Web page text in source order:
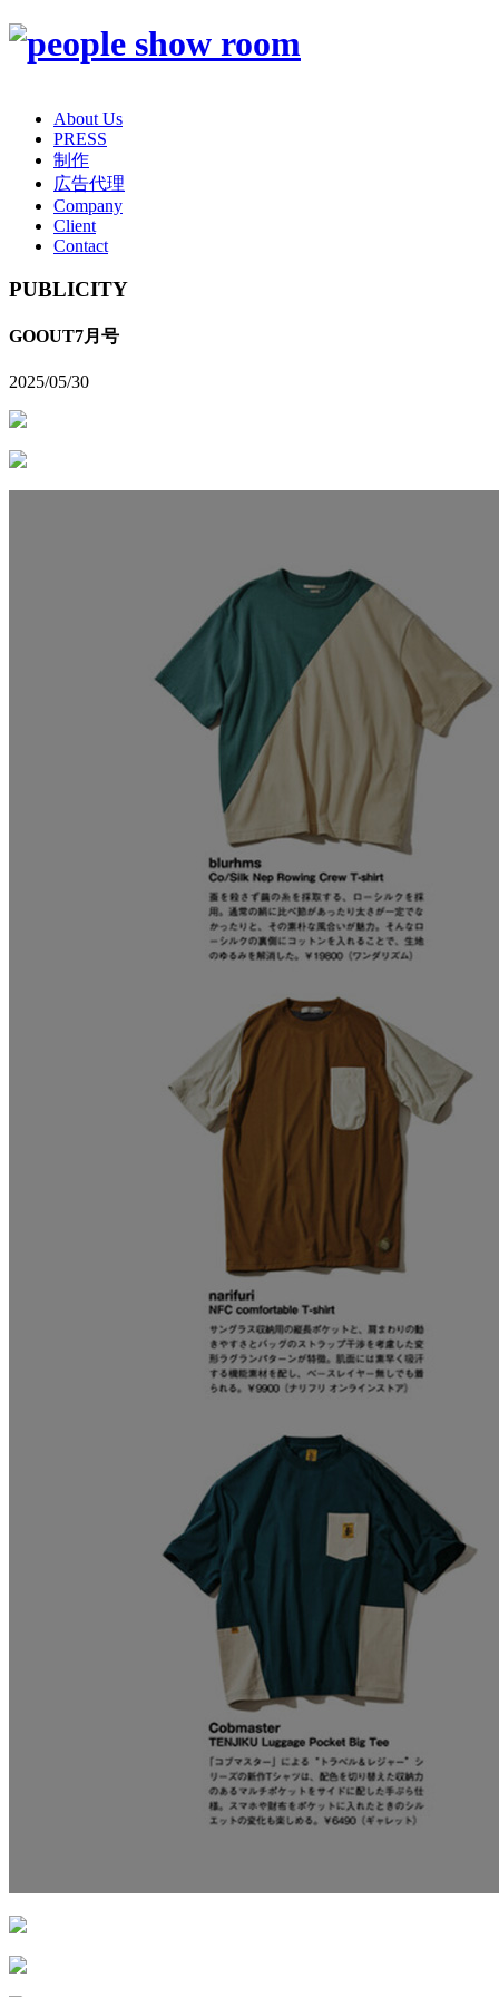
About Us
PRESS
制作
広告代理
Company
Client
Contact
PUBLICITY
GOOUT7月号
2025/05/30